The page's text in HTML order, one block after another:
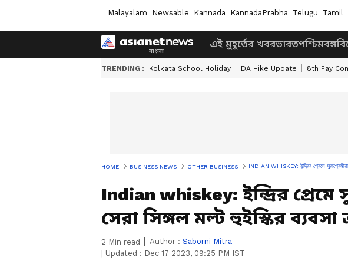
Malayalam Newsable Kannada KannadaPrabha Telugu Tamil
এই মুহূর্তের খবরভারতপশ্চিমবঙ্গ
TRENDING : Kolkata School Holiday DA Hike Update 8th Pay
HOME BUSINESS NEWS OTHER BUSINESS INDIAN WHISKEY: ইন্দ্রির প্রেমে
Indian whiskey: ইন্দ্রির প্রেমে
সেরা সিঙ্গল মল্ট হুইস্কির
2 Min read Author : Saborni Mitra
Updated : Dec 17 2023, 09:25 PM IST